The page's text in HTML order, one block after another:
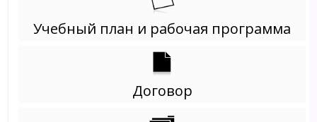
Учебный план и рабочая программа
Договор